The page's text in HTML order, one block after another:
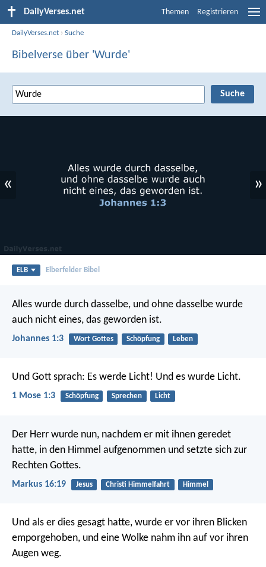
DailyVerses.net Themen Registrieren
DailyVerses.net ›Suche
Bibelverse über 'Wurde'
« »
ELB Elberfelder Bibel
Alles wurde durch dasselbe, und ohne dasselbe wurde
auch nicht eines, das geworden ist.
Johannes 1:3 Wort Gottes Schöpfung Leben
Und Gott sprach: Es werde Licht! Und es wurde Licht.
1 Mose 1:3 Schöpfung Sprechen Licht
Der Herr wurde nun, nachdem er mit ihnen geredet
hatte, in den Himmel aufgenommen und setzte sich zur
Rechten Gottes.
Markus 16:19 Jesus Christi Himmelfahrt Himmel
Und als er dies gesagt hatte, wurde er vor ihren Blicken
emporgehoben, und eine Wolke nahm ihn auf vor ihren
Augen weg.